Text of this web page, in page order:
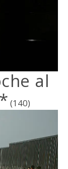
al
(140)